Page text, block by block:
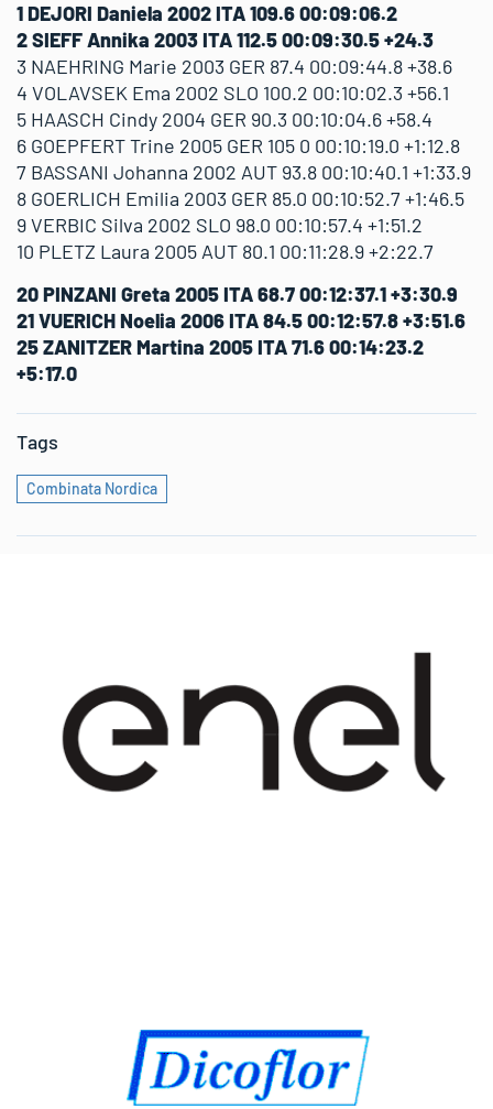
1 DEJORI Daniela 2002 ITA 109.6 00:09:06.2
2 SIEFF Annika 2003 ITA 112.5 00:09:30.5 +24.3
3 NAEHRING Marie 2003 GER 87.4 00:09:44.8 +38.6
4 VOLAVSEK Ema 2002 SLO 100.2 00:10:02.3 +56.1
5 HAASCH Cindy 2004 GER 90.3 00:10:04.6 +58.4
6 GOEPFERT Trine 2005 GER 105 0 00:10:19.0 +1:12.8
7 BASSANI Johanna 2002 AUT 93.8 00:10:40.1 +1:33.9
8 GOERLICH Emilia 2003 GER 85.0 00:10:52.7 +1:46.5
9 VERBIC Silva 2002 SLO 98.0 00:10:57.4 +1:51.2
10 PLETZ Laura 2005 AUT 80.1 00:11:28.9 +2:22.7
20 PINZANI Greta 2005 ITA 68.7 00:12:37.1 +3:30.9
21 VUERICH Noelia 2006 ITA 84.5 00:12:57.8 +3:51.6
25 ZANITZER Martina 2005 ITA 71.6 00:14:23.2
+5:17.0
Tags
Combinata Nordica